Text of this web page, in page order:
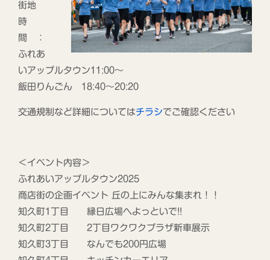
街地
時
間 ：
ふれあ
いアップルタウン11:00～
飯田りんごん 18:40～20:20
交通規制など詳細についてはチラシでご確認ください
＜イベント内容＞
ふれあいアップルタウン2025
商店街の企画イベント 丘の上にみんな集まれ！！
知久町1丁目 縁日広場へよっといで!!
知久町2丁目 2丁目ワクワクプラザ新車展示
知久町3丁目 なんでも200円広場